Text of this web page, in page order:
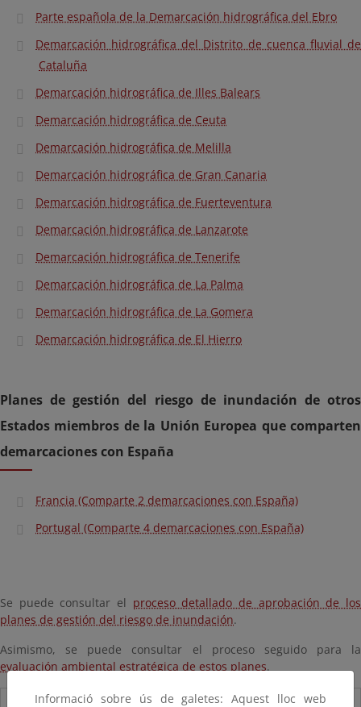
Parte española de la Demarcación hidrográfica del Ebro
Demarcación hidrográfica del Distrito de cuenca fluvial de
Cataluña
Demarcación hidrográfica de Illes Balears
Demarcación hidrográfica de Ceuta
Demarcación hidrográfica de Melilla
Demarcación hidrográfica de Gran Canaria
Demarcación hidrográfica de Fuerteventura
Demarcación hidrográfica de Lanzarote
Demarcación hidrográfica de Tenerife
Demarcación hidrográfica de La Palma
Demarcación hidrográfica de La Gomera
Demarcación hidrográfica de El Hierro
Planes de gestión del riesgo de inundación de otros
Estados miembros de la Unión Europea que comparten
demarcaciones con España
Francia (Comparte 2 demarcaciones con España)
Portugal (Comparte 4 demarcaciones con España)
Se puede consultar el proceso detallado de aprobación de los
planes de gestión del riesgo de inundación.
Asimismo, se puede consultar el proceso seguido para la
evaluación ambiental estratégica de estos planes.
Destacados
Informació sobre ús de galetes: Aquest lloc web